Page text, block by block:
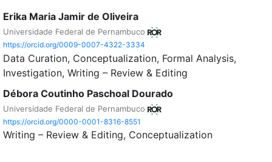
Erika Maria Jamir de Oliveira
Universidade Federal de Pernambuco
https://orcid.org/0009-0007-4322-3334
Data Curation Conceptualization Formal Analysis
Investigation Writing – Review & Editing
Débora Coutinho Paschoal Dourado
Universidade Federal de Pernambuco
https://orcid.org/0000-0001-8316-8551
Writing – Review & Editing Conceptualization